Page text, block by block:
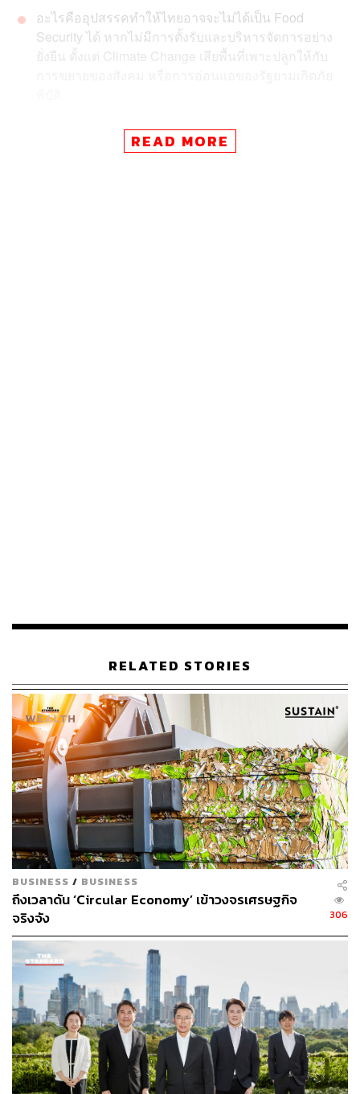
อะไรคืออุปสรรคทำให้ไทยอาจจะไม่ได้เป็น Food
Security ได้ หากไม่มีการตั้งรับและบริหารจัดการอย่าง
ยั่งยืน ตั้งแต่ Climate Change เสียพื้นที่เพาะปลูกให้กับ
ให้สามารถเป็น Food Security ได้อย่างยั่งยืนแท้จริง
เศรษฐกิจ ซึ่งรวมถึงการมีทรัพยากรและสิทธิ์ในการหา
การใช้ประโยชน์จากอาหาร (Food Utilization)
ร่างกายสามารถนำสารอาหารไปใช้ให้เกิดประโยชน์
สูงสุดได้ จากที่มีอาหารเพียงพอ น้ำสะอาด และสุข
อนามัยที่ดี
เสถียรภาพของอาหาร (Food Stability) เข้าถึงอาหาร
อย่างต่อเนื่องและสม่ำเสมอ โดยไม่มีความเสี่ยงที่จะ
ขาดแคลนในระยะยาว จากปัจจัยต่างๆ เช่น ภาวะ
เศรษฐกิจ การเปลี่ยนแปลงของฤดูกาล หรือภัยพิบัติทาง
ธรรมชาติ
ขณะที่เป้าหมายการพัฒนาที่ยั่งยืน (Sustainable
Development Goals: SDGs) ตามองค์การสหประชาชาติ
ตกลงกันทั้งหมด 17 ข้อ คือ เป้าหมายที่ 2 ยุติความหิวโหย
บรรลุความมั่นคงทางอาหารและยกระดับโภชนาการ และส่ง
เสริมเกษตรกรรมที่ยั่งยืน (Zero Hunger) เพราะมีผลต่อการ
ดำรงชีวิตของมนุษย์ทุกคน ช่วยพัฒนาการทางร่างกายและ
สติปัญญาเหมาะสมตามวัย และมีส่วนพัฒนาเศรษฐกิจและ
สังคมได้อย่างเต็มศักยภาพ การมีโภชนาการจำเป็นในระดับ
ที่เหมาะสมเพื่อป้องกันการเกิดภาวะทุพโภชนาการ โดย
เฉพาะในกลุ่มคนยากจนและผู้ที่อยู่ในสถานการณ์เปราะบาง
เช่น คนพิการ คนชรา และทารก
READ MORE
RELATED STORIES
BUSINESS / BUSINESS
ถึงเวลาดัน ‘Circular Economy’ เข้าวงจรเศรษฐกิจ
จริงจัง
306